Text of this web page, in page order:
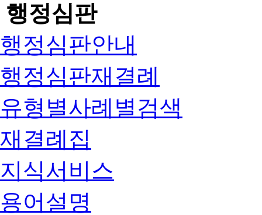
행정심판
행정심판안내
행정심판재결례
유형별사례별검색
재결례집
지식서비스
용어설명